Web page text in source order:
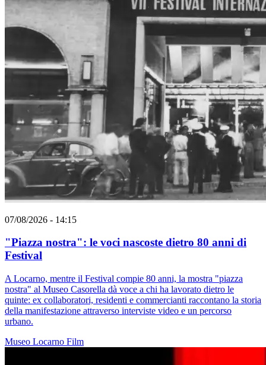
07/08/2026 - 14:15
"Piazza nostra": le voci nascoste dietro 80 anni di
Festival
A Locarno, mentre il Festival compie 80 anni, la mostra "piazza
nostra" al Museo Casorella dà voce a chi ha lavorato dietro le
quinte: ex collaboratori, residenti e commercianti raccontano la storia
della manifestazione attraverso interviste video e un percorso
urbano.
Museo Locarno Film